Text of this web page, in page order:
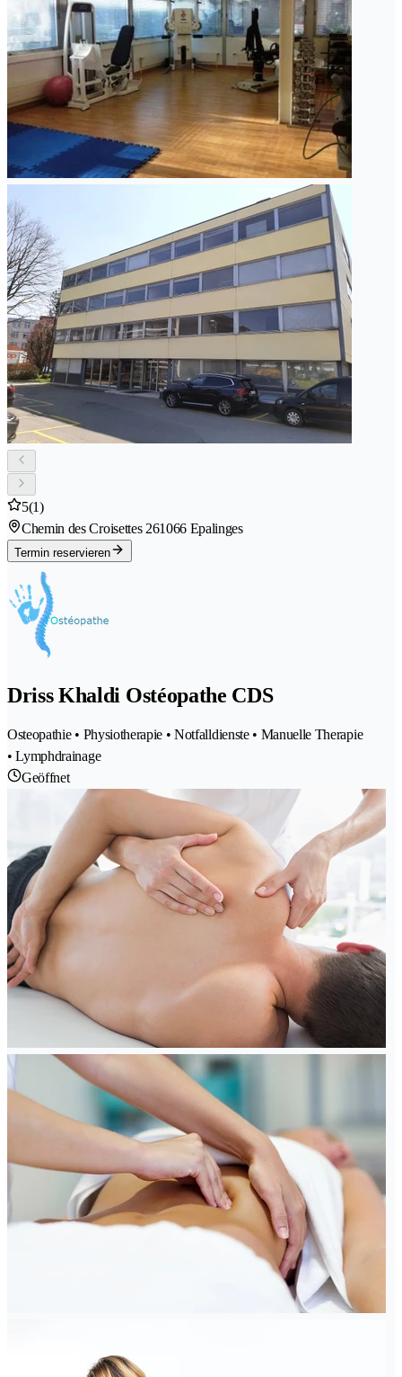
5(1)
Chemin des Croisettes 261066 Epalinges
Termin reservieren
Driss Khaldi Ostéopathe CDS
Osteopathie • Physiotherapie • Notfalldienste • Manuelle Therapie
• Lymphdrainage
Geöffnet